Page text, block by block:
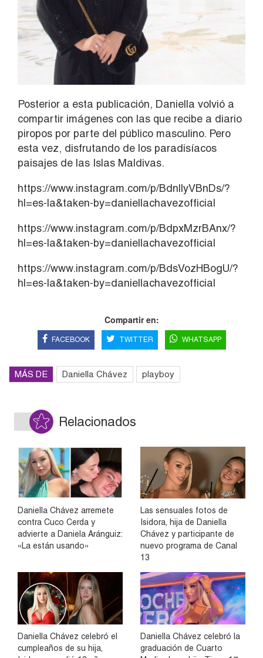
Posterior a esta publicación, Daniella volvió a
compartir imágenes con las que recibe a diario
piropos por parte del público masculino. Pero
esta vez, disfrutando de los paradisíacos
paisajes de las Islas Maldivas.
https://www.instagram.com/p/BdnllyVBnDs/?
hl=es-la&taken-by=daniellachavezofficial
https://www.instagram.com/p/BdpxMzrBAnx/?
hl=es-la&taken-by=daniellachavezofficial
https://www.instagram.com/p/BdsVozHBogU/?
hl=es-la&taken-by=daniellachavezofficial
Compartir en:
FACEBOOK TWITTER WHATSAPP
MÁS DE Daniella Chávez playboy
Relacionados
Daniella Chávez arremete
contra Cuco Cerda y
advierte a Daniela Aránguiz:
«La están usando»
Las sensuales fotos de
Isidora, hija de Daniella
Chávez y participante de
nuevo programa de Canal
13
Daniella Chávez celebró el
cumpleaños de su hija,
Daniella Chávez celebró la
graduación de Cuarto